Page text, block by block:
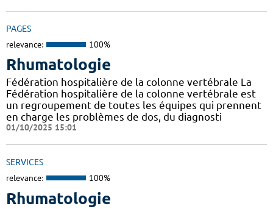
PAGES
relevance: 100%
Rhumatologie
Fédération hospitalière de la colonne vertébrale La
Fédération hospitalière de la colonne vertébrale est
un regroupement de toutes les équipes qui prennent
en charge les problèmes de dos, du diagnosti
01/10/2025 15:01
SERVICES
relevance: 100%
Rhumatologie